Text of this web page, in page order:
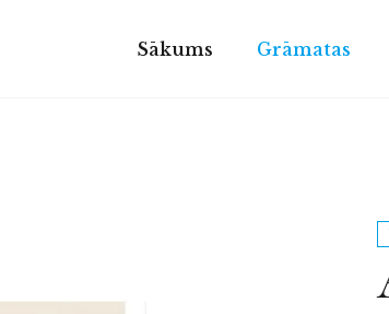
Sākums Grāmatas